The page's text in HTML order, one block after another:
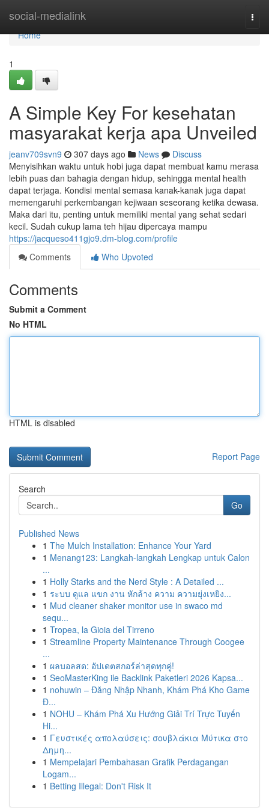
social-medialink
Home
Home
1
A Simple Key For kesehatan
masyarakat kerja apa Unveiled
jeanv709svn9 307 days ago News
Discuss
Menyisihkan waktu untuk hobi juga dapat membuat kamu merasa
lebih puas dan bahagia dengan hidup, sehingga mental health
dapat terjaga. Kondisi mental semasa kanak-kanak juga dapat
memengaruhi perkembangan kejiwaan seseorang ketika dewasa.
Maka dari itu, penting untuk memiliki mental yang sehat sedari
kecil. Sudah cukup lama teh hijau dipercaya mampu
https://jacqueso411gjo9.dm-blog.com/profile
Comments
Who Upvoted
Comments
Submit a Comment
No HTML
HTML is disabled
Report Page
Search
Go
Published News
1 The Mulch Installation: Enhance Your Yard
1 Menang123: Langkah-langkah Lengkap untuk Calon
...
1 Holly Starks and the Nerd Style : A Detailed ...
1 ระบบ ดูแล แขก งาน หักล้าง ความ ความยุ่งเหยิง...
1 Mud cleaner shaker monitor use in swaco md
sequ...
1 Tropea, la Gioia del Tirreno
1 Streamline Property Maintenance Through Coogee
...
1 ผลบอลสด: อัปเดตสกอร์ล่าสุดทุกคู่!
1 SeoMasterKing ile Backlink Paketleri 2026 Kapsa...
1 nohuwin – Đăng Nhập Nhanh, Khám Phá Kho Game
Đ...
1 NOHU – Khám Phá Xu Hướng Giải Trí Trực Tuyến
Hi...
1 Γευστικές απολαύσεις: σουβλάκια Μύτικα στο
Δημη...
1 Mempelajari Pembahasan Grafik Perdagangan
Logam...
1 Betting Illegal: Don't Risk It